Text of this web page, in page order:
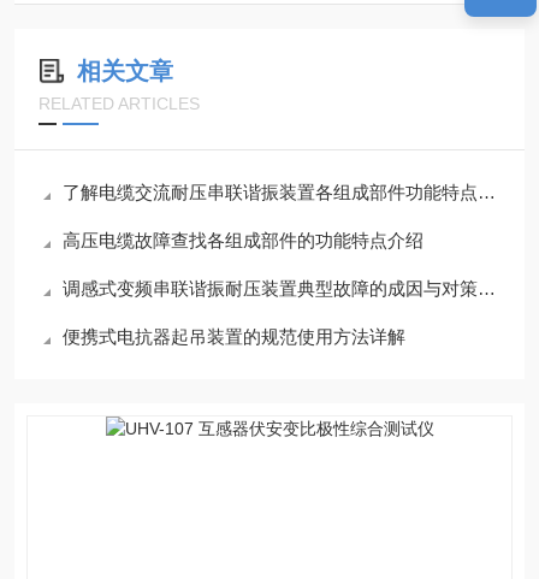
相关文章
RELATED ARTICLES
了解电缆交流耐压串联谐振装置各组成部件功能特点才能更好的使用它
高压电缆故障查找各组成部件的功能特点介绍
调感式变频串联谐振耐压装置典型故障的成因与对策分享
便携式电抗器起吊装置的规范使用方法详解